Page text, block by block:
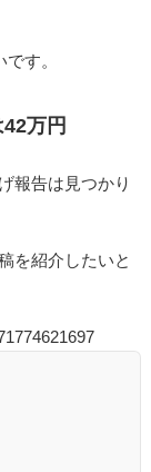
す。
万円
報告は見つかり
を紹介したいと